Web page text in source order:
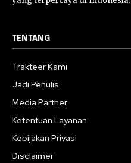
TENTANG
Trakteer Kami
Jadi Penulis
Media Partner
Ketentuan Layanan
Kebijakan Privasi
Disclaimer